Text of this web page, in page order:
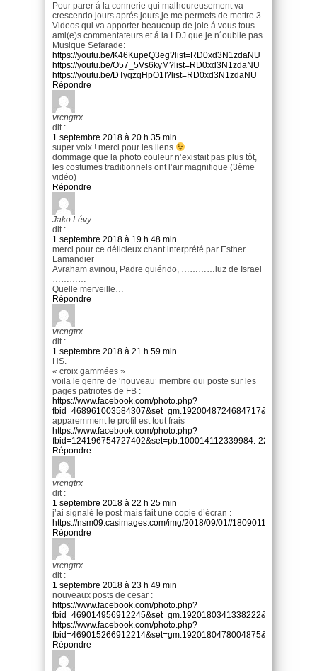
Pour parer á la connerie qui malheureusement va
crescendo jours aprés jours,je me permets de mettre 3
Videos qui va apporter beaucoup de joie á vous tous
ami(e)s commentateurs et á la LDJ que je n´oublie pas.
Musique Sefarade:
https://youtu.be/K46KupeQ3eg?list=RD0xd3N1zdaNU
https://youtu.be/O57_5Vs6kyM?list=RD0xd3N1zdaNU
https://youtu.be/DTyqzqHpO1I?list=RD0xd3N1zdaNU
Répondre
vrcngtrx
dit :
1 septembre 2018 à 20 h 35 min
super voix ! merci pour les liens
dommage que la photo couleur n’existait pas plus tôt,
les costumes traditionnels ont l’air magnifique (3ème
vidéo)
Répondre
Jako Lévy
dit :
1 septembre 2018 à 19 h 48 min
merci pour ce délicieux chant interprété par Esther
Lamandier
Avraham avinou, Padre quiérido, …………luz de Israel
…………
Quelle merveille…
Répondre
vrcngtrx
dit :
1 septembre 2018 à 21 h 59 min
HS.
« croix gammées »
voila le genre de ‘nouveau’ membre qui poste sur les
pages patriotes de FB :
https://www.facebook.com/photo.php?
apparemment le profil est tout frais
https://www.facebook.com/photo.php?
fbid=124196754727402&set=pb.100014112339984.-
Répondre
vrcngtrx
dit :
1 septembre 2018 à 22 h 25 min
j’ai signalé le post mais fait une copie d’écran :
https://nsm09.casimages.com/img/2018/09/01//
Répondre
vrcngtrx
dit :
1 septembre 2018 à 23 h 49 min
nouveaux posts de cesar :
https://www.facebook.com/photo.php?
https://www.facebook.com/photo.php?
Répondre